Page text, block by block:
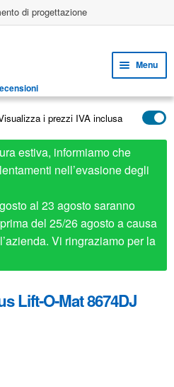
di progettazione
Menu
il
menu
child
child
child
i prezzi IVA inclusa
estiva, informiamo che
nell’evasione degli
al 23 agosto saranno
del 25/26 agosto a causa
Vi ringraziamo per la
Lift-O-Mat 8674DJ